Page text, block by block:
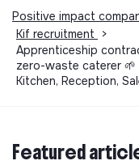
Positive impact
Kif recruitment
>
Apprenticeship
zero-waste caterer 🌱
Kitchen, Reception,
Featured